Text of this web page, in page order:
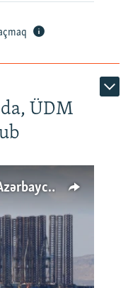
ÜDM
Cənubi Qafqazda ÜDM ən az Azərbaycanda artır: Qonşuları niyə Bakını qabaqlaya bilir?
available